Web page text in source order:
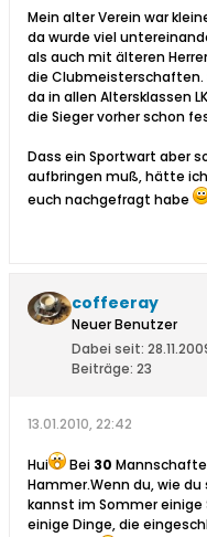
Mein alter Verein war
da wurde viel
als auch mit älteren
die Clubmeisterschaften.
da in allen Altersklassen
die Sieger vorher schon
Dass ein Sportwart aber
aufbringen muß, hätte
euch nachgefragt habe
coffeeray
Neuer Benutzer
Dabei seit:
Beiträge: 23
13.01.2010, 22:42
Hui Bei 30
Hammer.Wenn du, wie
kannst im Sommer
einige Dinge, die